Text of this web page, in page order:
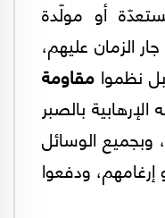
أو مولّدة
الزمان عليهم،
نظموا مقاومة
بالصبر
وبجميع الوسائل
ودفعوا